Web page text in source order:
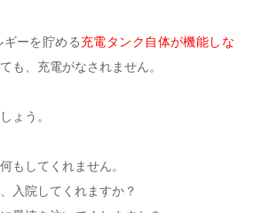
ーを貯める充電タンク自体が機能しな
も、充電がなされません。
ょう。
もしてくれません。
入院してくれますか？